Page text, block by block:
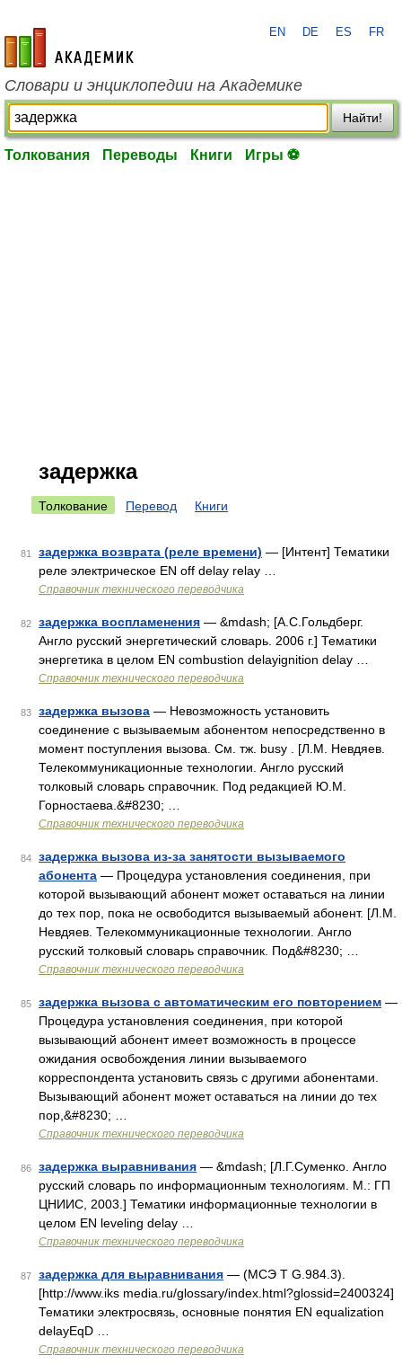
academic.ru
EN DE ES FR
Словари и энциклопедии на Академике
Найти!
Толкования Переводы Книги Игры ⚽
задержка
Толкование Перевод Книги
81 задержка возврата (реле времени) — [Интент] Тематики
реле электрическое EN off delay relay …
Справочник технического переводчика
82 задержка воспламенения — &mdash; [А.С.Гольдберг.
Англо русский энергетический словарь. 2006 г.] Тематики
энергетика в целом EN combustion delayignition delay …
Справочник технического переводчика
83 задержка вызова — Невозможность установить
соединение с вызываемым абонентом непосредственно в
момент поступления вызова. См. тж. busy . [Л.М. Невдяев.
Телекоммуникационные технологии. Англо русский
толковый словарь справочник. Под редакцией Ю.М.
Горностаева.&#8230; …
Справочник технического переводчика
84
задержка вызова из-за занятости вызываемого
абонента — Процедура установления соединения, при
которой вызывающий абонент может оставаться на линии
до тех пор, пока не освободится вызываемый абонент. [Л.М.
Невдяев. Телекоммуникационные технологии. Англо
русский толковый словарь справочник. Под&#8230; …
Справочник технического переводчика
85 задержка вызова с автоматическим его повторением —
Процедура установления соединения, при которой
вызывающий абонент имеет возможность в процессе
ожидания освобождения линии вызываемого
корреспондента установить связь с другими абонентами.
Вызывающий абонент может оставаться на линии до тех
пор,&#8230; …
Справочник технического переводчика
86 задержка выравнивания — &mdash; [Л.Г.Суменко. Англо
русский словарь по информационным технологиям. М.: ГП
ЦНИИС, 2003.] Тематики информационные технологии в
целом EN leveling delay …
Справочник технического переводчика
87 задержка для выравнивания — (МСЭ Т G.984.3).
[http://www.iks media.ru/glossary/index.html?glossid=2400324]
Тематики электросвязь, основные понятия EN equalization
delayEqD …
Справочник технического переводчика